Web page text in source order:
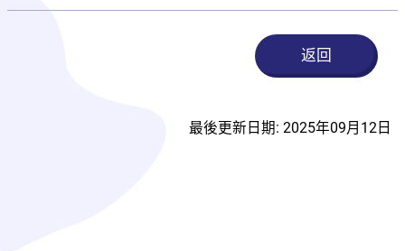
返回
最後更新日期: 2025年09月12日